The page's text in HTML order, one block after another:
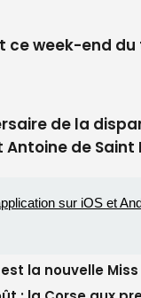
août
de Saint